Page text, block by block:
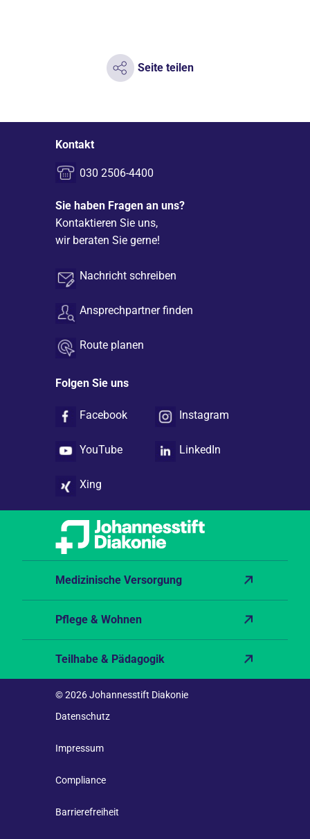
Seite teilen
Kontakt
030 2506-4400
Sie haben Fragen an uns?
Kontaktieren Sie uns,
wir beraten Sie gerne!
Nachricht schreiben
Ansprechpartner finden
Route planen
Folgen Sie uns
Facebook Instagram
YouTube LinkedIn
Xing
Medizinische Versorgung
Pflege & Wohnen
Teilhabe & Pädagogik
© 2026 Johannesstift Diakonie
Datenschutz
Impressum
Compliance
Barrierefreiheit